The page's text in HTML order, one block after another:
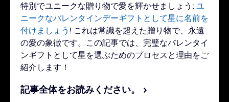
特別でユニークな贈り物で愛を輝かせましょう: ユ
ニークなバレンタインデーギフトとして星に名前を
付けましょう ! これは常識を超えた贈り物で、永遠
の愛の象徴です。この記事では、完璧なバレンタイ
ンギフトとして星を選ぶためのプロセスと理由をご
紹介します！
記事全体をお読みください。